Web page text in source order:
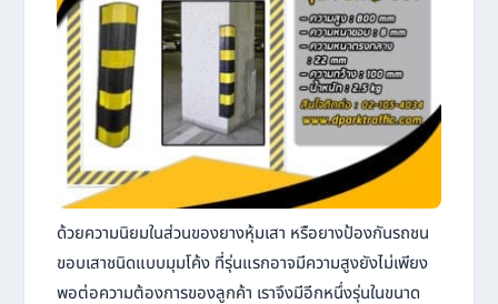
ด้วยความนิยมในส่วนของยางหุ้มเสา หรือยางป้องกันรถชน
ขอบเสาชนิดแบบมุมโค้ง ที่รุ่นแรกอาจมีความสูงยังไม่เพียง
พอต่อความต้องการของลูกค้า เราจึงมีอีกหนึ่งรุ่นในขนาด